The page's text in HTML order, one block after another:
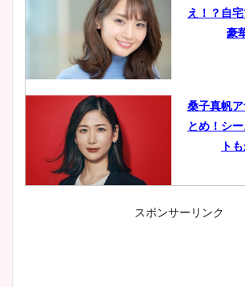
え！？自
豪
桑子真帆
とめ！シ
ト
小室瑛莉
スポンサーリンク